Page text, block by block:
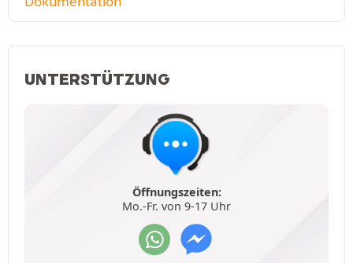
UNTERSTÜTZUNG
Öffnungszeiten:
Mo.-Fr. von 9-17 Uhr